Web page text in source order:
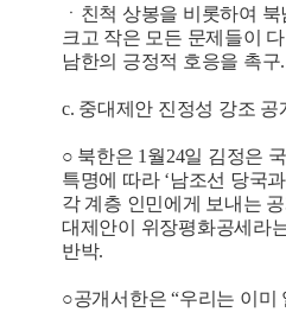
ㆍ친척 상봉을 비롯하여
크고 작은 모든 문제들이
남한의 긍정적 호응을 촉구.
c. 중대제안 진정성 강조 공
○ 북한은 1월24일 김정은
특명에 따라 ‘남조선 당국
각 계층 인민에게 보내는
대제안이 위장평화공세라
반박.
○공개서한은 “우리는 이미